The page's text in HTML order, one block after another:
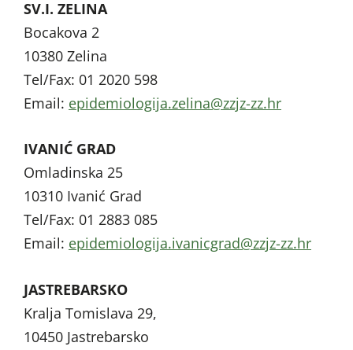
SV.I. ZELINA
Bocakova 2
10380 Zelina
Tel/Fax: 01 2020 598
Email:
rh.zz-zjzz
@anilez.ajigoloimedipe
IVANIĆ GRAD
Omladinska 25
10310 Ivanić Grad
Tel/Fax: 01 2883 085
Email:
rh.zz-zjzz
@dargcinavi.ajigoloimedipe
JASTREBARSKO
Kralja Tomislava 29,
10450 Jastrebarsko